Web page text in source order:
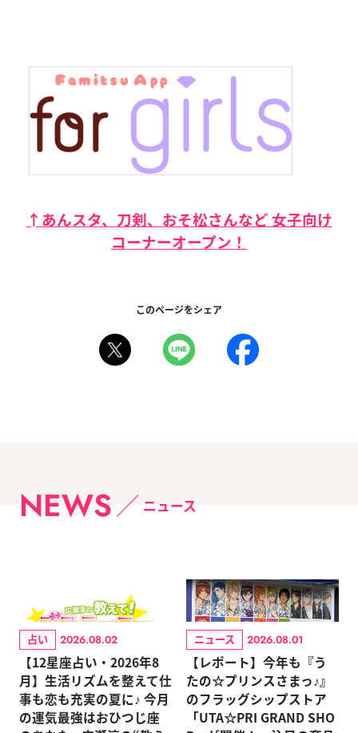
↑あんスタ、刀剣、おそ松さんなど 女子向け
コーナーオープン！
このページをシェア
NEWS ニュース
占い 2026.08.02
【12星座占い・2026年8
月】生活リズムを整えて仕
事も恋も充実の夏に♪ 今月
の運気最強はおひつじ座
ニュース 2026.08.01
【レポート】今年も『う
たの☆プリンスさまっ♪』
のフラッグシップストア
「UTA☆PRI GRAND SHO